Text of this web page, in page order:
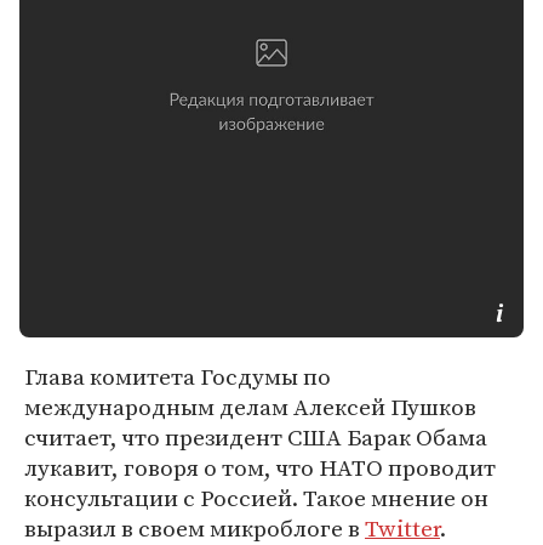
Глава комитета Госдумы по
международным делам Алексей Пушков
считает, что президент США Барак Обама
лукавит, говоря о том, что НАТО проводит
консультации с Россией. Такое мнение он
выразил в своем микроблоге вTwitter.